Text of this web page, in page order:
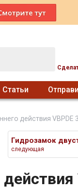
Статьи
действия VBPDE
следующая